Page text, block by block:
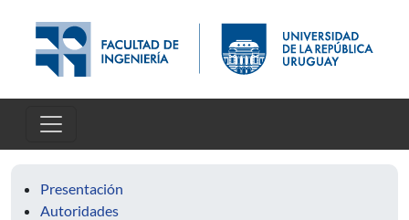
Presentación
Autoridades